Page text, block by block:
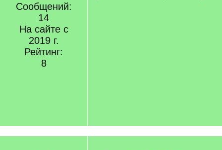
Сообщений:
14
На сайте с
2019 г.
Рейтинг:
8